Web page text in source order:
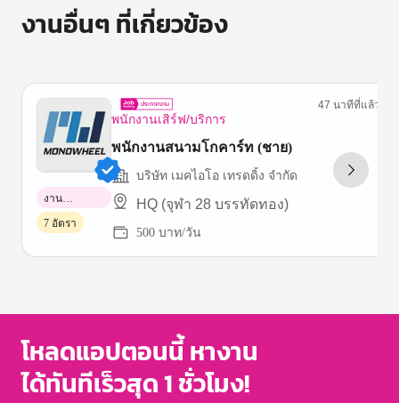
งานอื่นๆ ที่เกี่ยวข้อง
พนักงานเสิร์ฟ/บริการ
47 นาทีที่แล้ว
พนักงานสนามโกคาร์ท (ชาย)
บริษัท เมคไอโอ เทรดดิ้ง จำกัด
HQ (จุฬา 28 บรรทัดทอง)
500 บาท/วัน
งาน
พาร์ทไทม์
7 อัตรา
of
โหลดแอปตอนนี้ หางาน
ได้ทันทีเร็วสุด 1 ชั่วโมง!